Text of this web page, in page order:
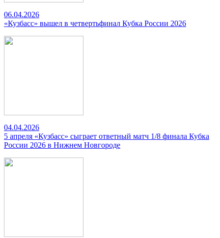
06.04.2026
«Кузбасс» вышел в четвертьфинал Кубка России 2026
04.04.2026
5 апреля «Кузбасс» сыграет ответный матч 1/8 финала Кубка
России 2026 в Нижнем Новгороде